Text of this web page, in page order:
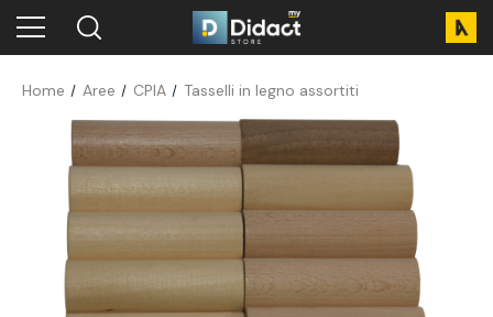
Home Aree CPIA Tasselli in legno assortiti